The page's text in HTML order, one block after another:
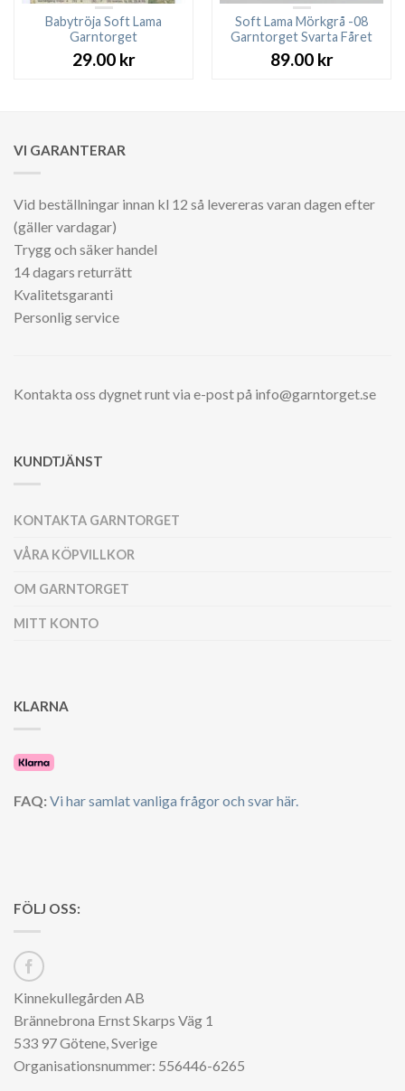
Babytröja Soft Lama
Garntorget
29.00 kr
Soft Lama Mörkgrå -08
Garntorget Svarta Fåret
89.00 kr
VI GARANTERAR
Vid beställningar innan kl 12 så levereras varan dagen efter
(gäller vardagar)
Trygg och säker handel
14 dagars returrätt
Kvalitetsgaranti
Personlig service
Kontakta oss dygnet runt via e-post på info@garntorget.se
KUNDTJÄNST
KONTAKTA GARNTORGET
VÅRA KÖPVILLKOR
OM GARNTORGET
MITT KONTO
KLARNA
FAQ:Vi har samlat vanliga frågor och svar här.
FÖLJ OSS:
Kinnekullegården AB
Brännebrona Ernst Skarps Väg 1
533 97 Götene, Sverige
Organisationsnummer: 556446-6265